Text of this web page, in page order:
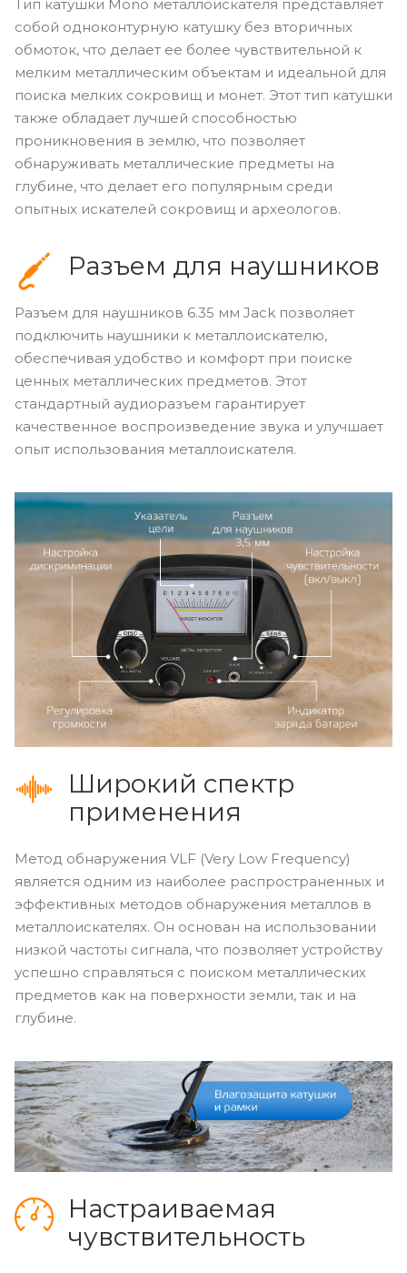
Тип катушки Mono металлоискателя представляет
собой одноконтурную катушку без вторичных
обмоток, что делает ее более чувствительной к
мелким металлическим объектам и идеальной для
поиска мелких сокровищ и монет. Этот тип катушки
также обладает лучшей способностью
проникновения в землю, что позволяет
обнаруживать металлические предметы на
глубине, что делает его популярным среди
опытных искателей сокровищ и археологов.
Разъем для наушников
Разъем для наушников 6.35 мм Jack позволяет
подключить наушники к металлоискателю,
обеспечивая удобство и комфорт при поиске
ценных металлических предметов. Этот
стандартный аудиоразъем гарантирует
качественное воспроизведение звука и улучшает
опыт использования металлоискателя.
Широкий спектр
применения
Метод обнаружения VLF (Very Low Frequency)
является одним из наиболее распространенных и
эффективных методов обнаружения металлов в
металлоискателях. Он основан на использовании
низкой частоты сигнала, что позволяет устройству
успешно справляться с поиском металлических
предметов как на поверхности земли, так и на
глубине.
Настраиваемая
чувствительность